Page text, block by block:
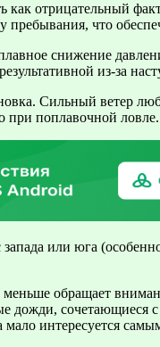
как отрицательный
что
снижение
из-за
Сильный ветер
поплавочной
или юга
обращает
дожди,
мало интересуется